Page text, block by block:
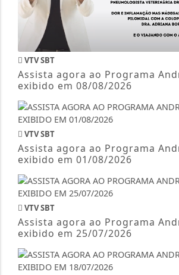
VTV SBT
Assista agora ao Programa
exibido em 08/08/2026
VTV SBT
Assista agora ao Programa
exibido em 01/08/2026
VTV SBT
Assista agora ao Programa
exibido em 25/07/2026